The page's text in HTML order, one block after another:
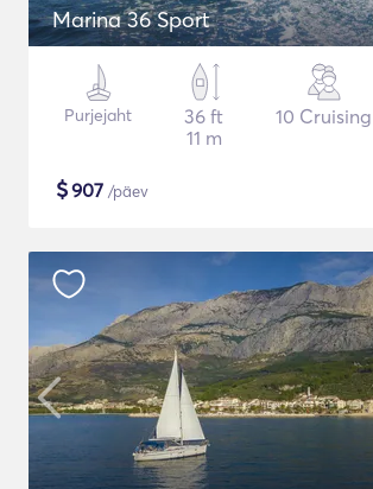
Marina 36 Sport
Purjejaht
36 ft
11 m
10 Cruising
$907 /päev